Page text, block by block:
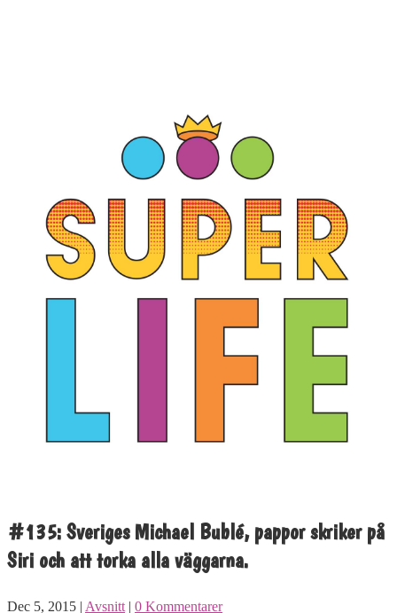
#135: Sveriges Michael Bublé, pappor skriker på
Siri och att torka alla väggarna.
Dec 5, 2015 | Avsnitt | 0 Kommentarer